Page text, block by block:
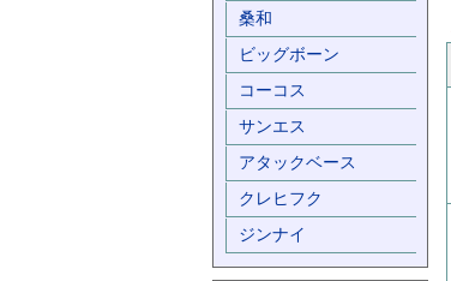
桑和
ビッグボーン
コーコス
サンエス
アタックベース
クレヒフク
ジンナイ